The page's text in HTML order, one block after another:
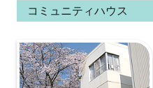
コミュニティハウス